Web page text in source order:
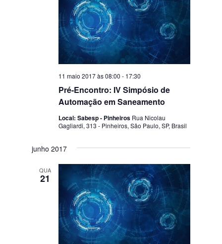
Pré-Encontro: IV Simpósio de
Automação em Saneamento
11 maio 2017 às 08:00 - 17:30
Local: Sabesp - Pinheiros Rua Nicolau
Gagliardi, 313 - Pinheiros, São Paulo, SP, Brasil
junho 2017
QUA
21